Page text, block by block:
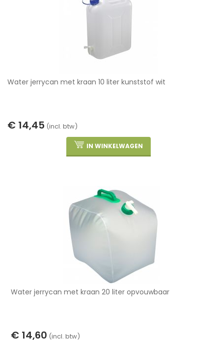
Water jerrycan met kraan 10 liter kunststof wit
€ 14,45 (incl. btw)
IN WINKELWAGEN
Water jerrycan met kraan 20 liter opvouwbaar
€ 14,60 (incl. btw)